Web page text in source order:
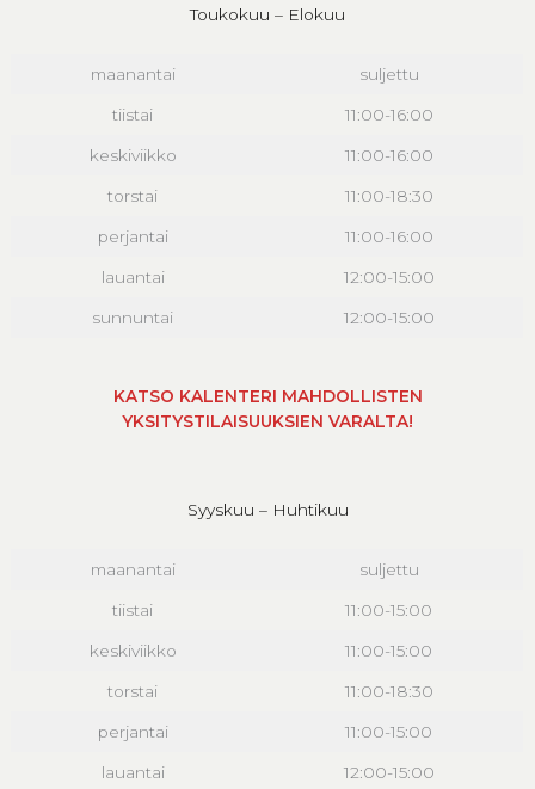
Toukokuu – Elokuu
maanantai suljettu
tiistai 11:00-16:00
keskiviikko 11:00-16:00
torstai 11:00-18:30
perjantai 11:00-16:00
lauantai 12:00-15:00
sunnuntai 12:00-15:00
KATSO KALENTERI MAHDOLLISTEN
YKSITYSTILAISUUKSIEN VARALTA!
Syyskuu – Huhtikuu
maanantai suljettu
tiistai 11:00-15:00
keskiviikko 11:00-15:00
torstai 11:00-18:30
perjantai 11:00-15:00
lauantai 12:00-15:00